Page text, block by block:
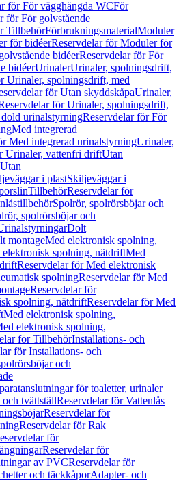
för För vägghängda WCFör
för För golvstående
TillbehörFörbrukningsmaterialModuler
för bidéerReservdelar för Moduler för
bidéerReservdelar för För
bidéerUrinalerUrinaler, spolningsdrift,
Urinaler, spolningsdrift, med
för Utan skyddskåpaUrinaler,
för Urinaler, spolningsdrift,
urinalstyrningReservdelar för För
Med integrerad
Med integrerad urinalstyrningUrinaler,
Urinaler, vattenfri driftUtan
i plastSkiljeväggar i
TillbehörReservdelar för
Spolrör, spolrörsböjar och
spolrörsböjar och
Dolt
montageMed elektronisk spolning,
spolning, nätdriftMed
Reservdelar för Med elektronisk
spolningReservdelar för Med
Reservdelar för
spolning, nätdriftReservdelar för Med
Med elektronisk spolning,
elektronisk spolning,
för TillbehörInstallations- och
för Installations- och
och
för toaletter, urinaler
tvättställReservdelar för Vattenlås
Reservdelar för
Reservdelar för Rak
för
Reservdelar för
av PVCReservdelar för
och täckkåporAdapter- och